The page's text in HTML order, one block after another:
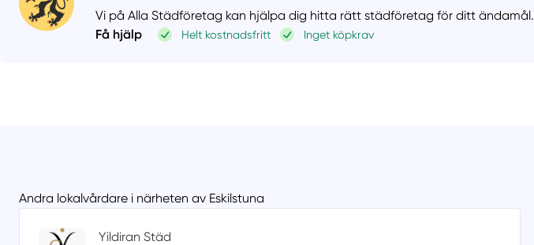
Vi på Alla Städföretag kan hjälpa dig hitta rätt städföretag för ditt ändamål.
Få hjälp
Helt kostnadsfritt Inget köpkrav
Andra lokalvårdare i närheten av Eskilstuna
Yildiran Städ